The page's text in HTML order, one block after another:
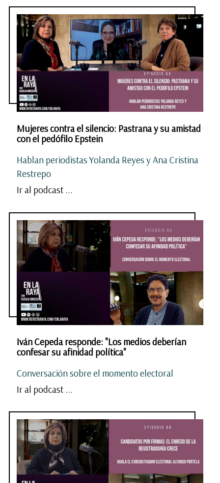
Mujeres contra el silencio: Pastrana y su amistad
con el pedófilo Epstein
Hablan periodistas Yolanda Reyes y Ana Cristina
Restrepo
Ir al podcast ...
Iván Cepeda responde: "Los medios deberían
confesar su afinidad política"
Conversación sobre el momento electoral
Ir al podcast ...